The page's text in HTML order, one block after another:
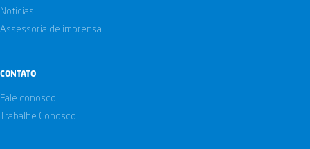
Notícias
Assessoria de imprensa
CONTATO
Fale conosco
Trabalhe Conosco